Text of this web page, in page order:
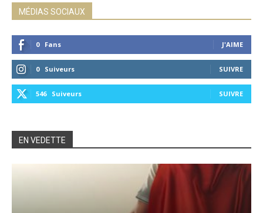
MÉDIAS SOCIAUX
0 Fans J'AIME
0 Suiveurs SUIVRE
546 Suiveurs SUIVRE
EN VEDETTE